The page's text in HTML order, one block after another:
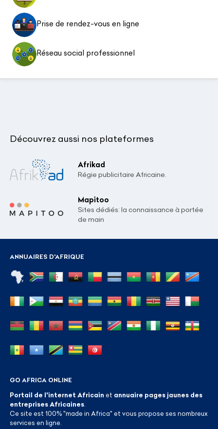
Prise de rendez-vous en ligne
Réseau social professionnel
Découvrez aussi nos plateformes
Afrikad
Régie publicitaire Africaine.
Mapitoo
Sites dédiés: la connaissance à portée
de main
ANNUAIRES D'AFRIQUE
GO AFRICA ONLINE
Portail de l'internet Africain et annuaire pages jaunes des
entreprises Africaines
Ce site est 100% "made in Africa" et vous propose ses nombreux
services en ligne.